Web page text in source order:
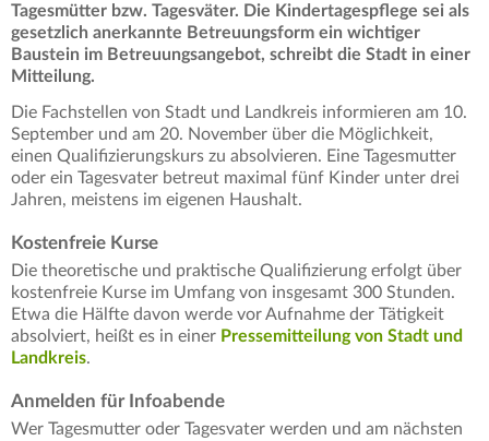
Tagesmütter bzw. Tagesväter. Die Kindertagespflege sei als
gesetzlich anerkannte Betreuungsform ein wichtiger
Baustein im Betreuungsangebot, schreibt die Stadt in einer
Mitteilung.
Die Fachstellen von Stadt und Landkreis informieren am 10.
September und am 20. November über die Möglichkeit,
einen Qualifizierungskurs zu absolvieren. Eine Tagesmutter
oder ein Tagesvater betreut maximal fünf Kinder unter drei
Jahren, meistens im eigenen Haushalt.
Kostenfreie Kurse
Die theoretische und praktische Qualifizierung erfolgt über
kostenfreie Kurse im Umfang von insgesamt 300 Stunden.
Etwa die Hälfte davon werde vor Aufnahme der Tätigkeit
absolviert, heißt es in einer Pressemitteilung von Stadt und
Landkreis.
Anmelden für Infoabende
Wer Tagesmutter oder Tagesvater werden und am nächsten